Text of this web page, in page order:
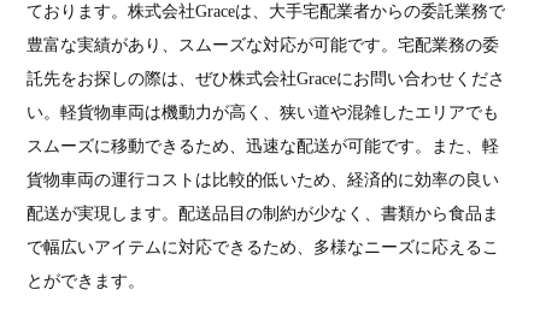
ております。株式会社Graceは、大手宅配業者からの委託業務で
豊富な実績があり、スムーズな対応が可能です。宅配業務の委
託先をお探しの際は、ぜひ株式会社Graceにお問い合わせくださ
い。軽貨物車両は機動力が高く、狭い道や混雑したエリアでも
スムーズに移動できるため、迅速な配送が可能です。また、軽
貨物車両の運行コストは比較的低いため、経済的に効率の良い
配送が実現します。配送品目の制約が少なく、書類から食品ま
で幅広いアイテムに対応できるため、多様なニーズに応えるこ
とができます。